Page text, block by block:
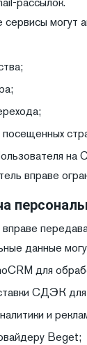
сервисы могут
на
вправе
данные
для
СДЭК для
и
Beget;